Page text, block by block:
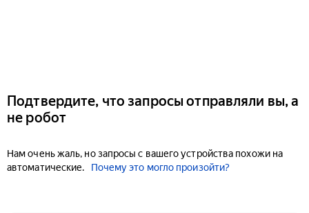
Подтвердите, что запросы отправляли вы, а
не робот
Нам очень жаль, но запросы с вашего устройства похожи на
автоматические.
Почему это могло произойти?